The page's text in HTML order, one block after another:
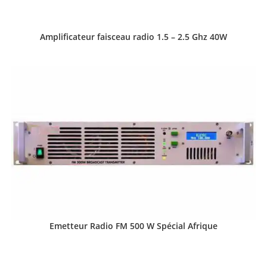
Amplificateur faisceau radio 1.5 – 2.5 Ghz 40W
Emetteur Radio FM 500 W Spécial Afrique